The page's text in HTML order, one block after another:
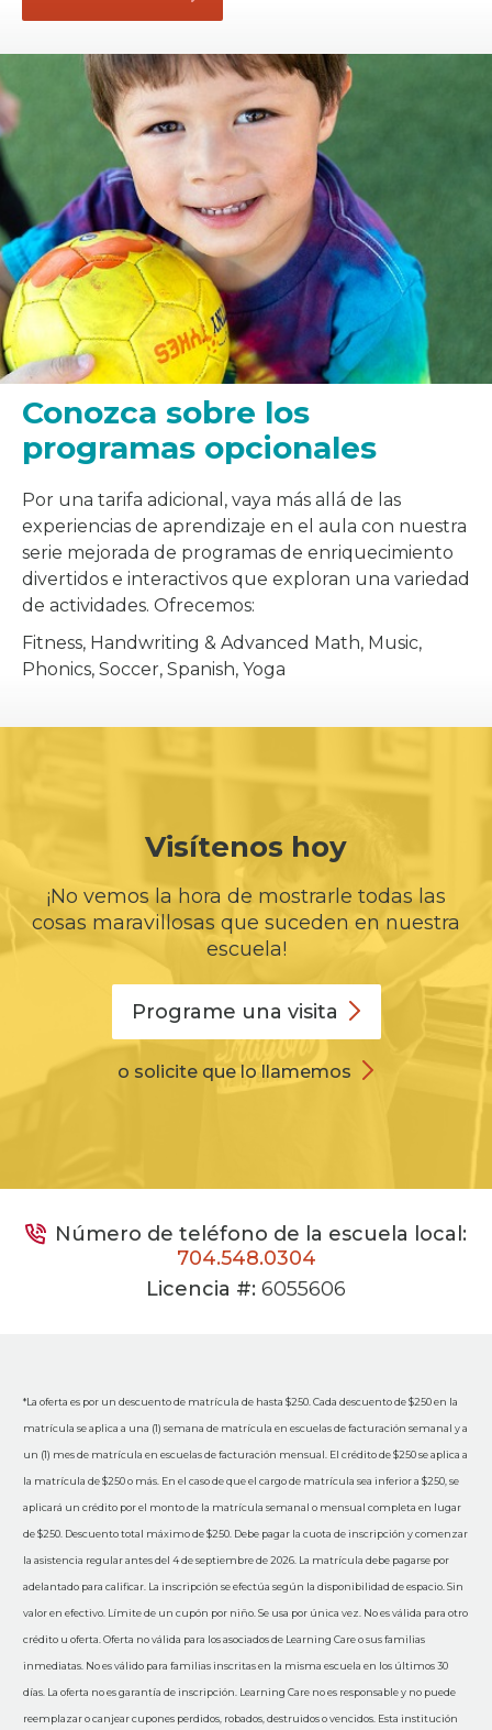
Conozca sobre los
programas opcionales
Por una tarifa adicional, vaya más allá de las
experiencias de aprendizaje en el aula con nuestra
serie mejorada de programas de enriquecimiento
divertidos e interactivos que exploran una variedad
de actividades. Ofrecemos:
Fitness, Handwriting & Advanced Math, Music,
Phonics, Soccer, Spanish, Yoga
Visítenos hoy
¡No vemos la hora de mostrarle todas las
cosas maravillosas que suceden en nuestra
escuela!
Programe una visita
o solicite que lo llamemos
Número de teléfono de la escuela local:
704.548.0304
Licencia #: 6055606
*La oferta es por un descuento de matrícula de hasta $250. Cada descuento de $250 en la
matrícula se aplica a una (1) semana de matrícula en escuelas de facturación semanal y a
un (1) mes de matrícula en escuelas de facturación mensual. El crédito de $250 se aplica a
la matrícula de $250 o más. En el caso de que el cargo de matrícula sea inferior a $250, se
aplicará un crédito por el monto de la matrícula semanal o mensual completa en lugar
de $250. Descuento total máximo de $250. Debe pagar la cuota de inscripción y comenzar
la asistencia regular antes del 4 de septiembre de 2026. La matrícula debe pagarse por
adelantado para calificar. La inscripción se efectúa según la disponibilidad de espacio. Sin
valor en efectivo. Límite de un cupón por niño. Se usa por única vez. No es válida para otro
crédito u oferta. Oferta no válida para los asociados de Learning Care o sus familias
inmediatas. No es válido para familias inscritas en la misma escuela en los últimos 30
días. La oferta no es garantía de inscripción. Learning Care no es responsable y no puede
reemplazar o canjear cupones perdidos, robados, destruidos o vencidos. Esta institución